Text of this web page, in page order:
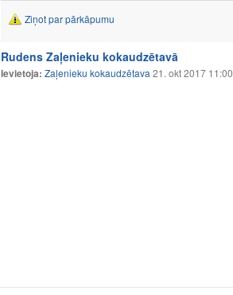
Ziņot par pārkāpumu
Rudens Zaļenieku kokaudzētavā
Ievietoja: Zaļenieku kokaudzētava 21. okt 2017 11:00